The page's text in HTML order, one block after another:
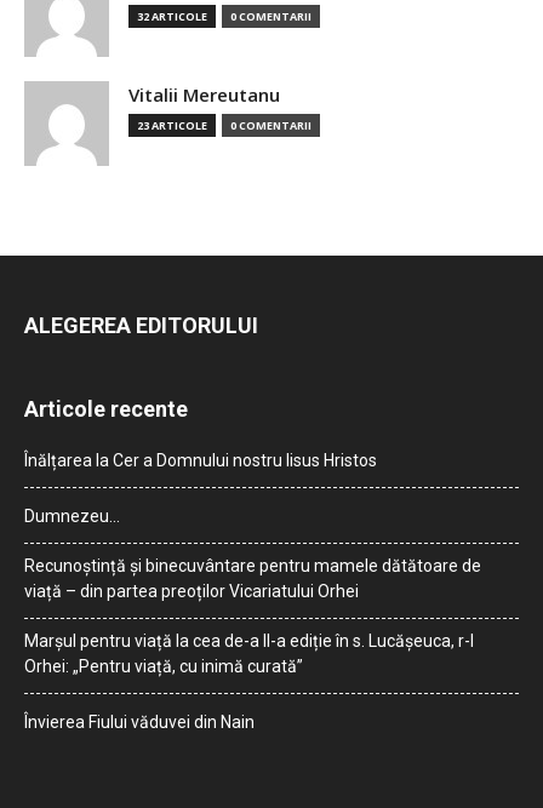
32 ARTICOLE 0 COMENTARII
Vitalii Mereutanu
23 ARTICOLE 0 COMENTARII
ALEGEREA EDITORULUI
Articole recente
Înălțarea la Cer a Domnului nostru Iisus Hristos
Dumnezeu…
Recunoștință și binecuvântare pentru mamele dătătoare de
viață – din partea preoților Vicariatului Orhei
Marșul pentru viață la cea de-a II-a ediție în s. Lucășeuca, r-l
Orhei: „Pentru viață, cu inimă curată”
Învierea Fiului văduvei din Nain